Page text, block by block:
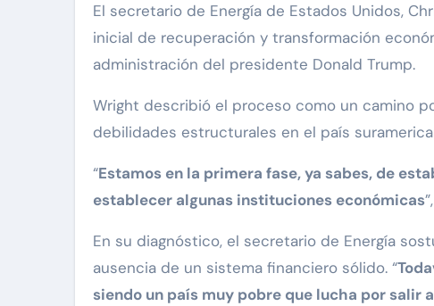
El secretario de Energía de Estados Unidos, Chris Wright, aseguró que Venezuela atraviesa una etapa
inicial de recuperación y transformación
administración del presidente Donald Trump.
Wright describió el proceso como un camino
debilidades estructurales en el país
“Estamos en la primera fase, ya sabes, de
establecer algunas instituciones económicas
En su diagnóstico, el secretario de Energía
ausencia de un sistema financiero sólido. “
siendo un país muy pobre que lucha por salir